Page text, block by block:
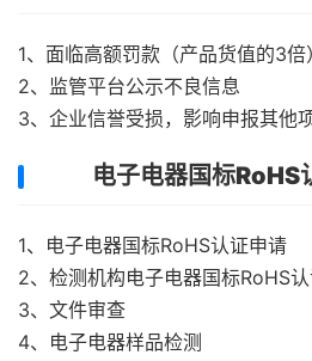
1、面临高额罚款（产品货值的3倍）
2、监管平台公示不良信息
3、企业信誉受损，影响申报其他
电子电器国标RoHS认
1、电子电器国标RoHS认证申请
2、检测机构电子电器国标RoHS
3、文件审查
4、电子电器样品检测